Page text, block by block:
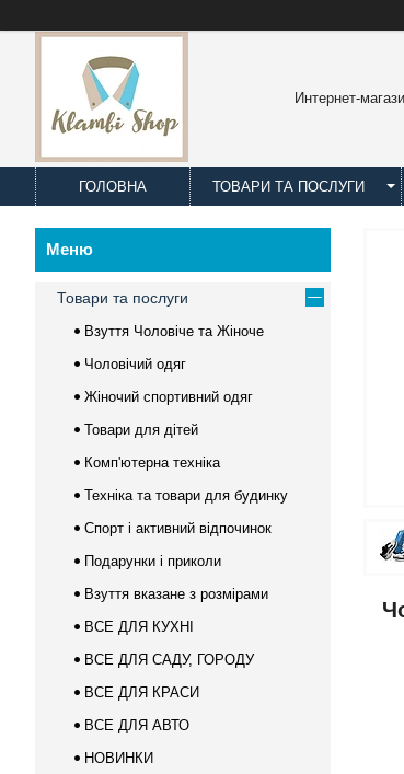
Интернет-
ГОЛОВНА ТОВАРИ ТА ПОСЛУГИ
Товари та послуги
Взуття Чоловіче та Жіноче
Чоловічий одяг
Жіночий спортивний одяг
Товари для дітей
Комп'ютерна техніка
Техніка та товари для будинку
Спорт і активний відпочинок
Подарунки і приколи
Взуття вказане з розмірами
ВСЕ ДЛЯ КУХНІ
ВСЕ ДЛЯ САДУ, ГОРОДУ
ВСЕ ДЛЯ КРАСИ
ВСЕ ДЛЯ АВТО
НОВИНКИ